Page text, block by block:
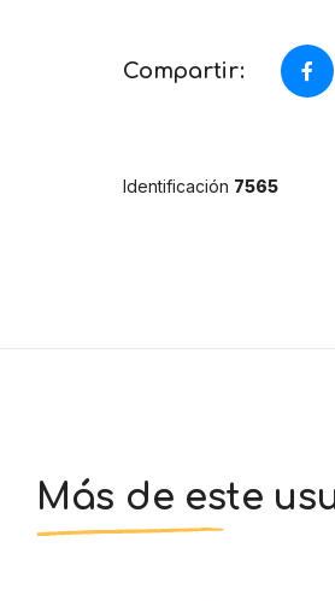
Compartir:
Identificación 7565
Más de este